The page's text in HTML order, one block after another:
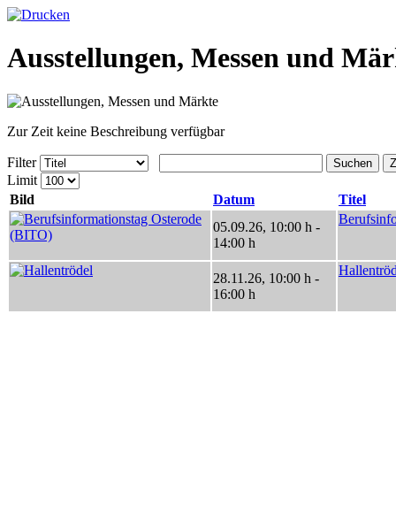
Ausstellungen, Messen und
Zur Zeit keine Beschreibung verfügbar
Filter Suchen
Limit
Bild
Datum
Titel
05.09.26, 10:00 h -
14:00 h
28.11.26, 10:00 h -
16:00 h